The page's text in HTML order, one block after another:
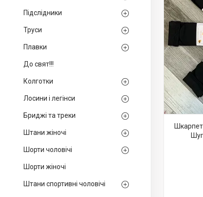
Підслідники
Труси
Плавки
До свят!!!
Колготки
Лосини і легінси
Бриджі та треки
Штани жіночі
Шорти чоловічі
Шорти жіночі
Штани спортивні чоловічі